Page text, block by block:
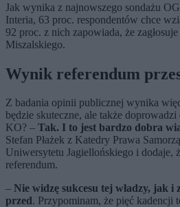
Jak wynika z najnowszego sondażu
Interia, 63 proc. respondentów chce
92 proc. z nich zapowiada, że
Miszalskiego.
Wynik referendum
Z badania opinii publicznej wynika
będzie skuteczne, ale także
KO? – Tak. I to jest bardzo dobra
Stefan Płażek z Katedry Prawa
Uniwersytetu Jagiellońskiego i dodaje,
referendum.
– Nie widzę sukcesu tej władzy, jak i
przed. Przypominam, że pięć kadencji